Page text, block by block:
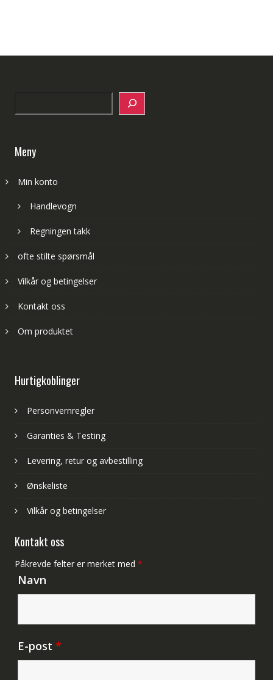
Meny
Min konto
Handlevogn
Regningen takk
ofte stilte spørsmål
Vilkår og betingelser
Kontakt oss
Om produktet
Hurtigkoblinger
Personvernregler
Garanties & Testing
Levering, retur og avbestilling
Ønskeliste
Vilkår og betingelser
Kontakt oss
Påkrevde felter er merket med *
Navn
E-post *